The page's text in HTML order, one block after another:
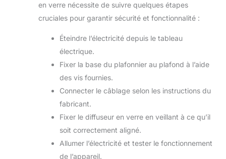
en verre nécessite de suivre quelques étapes
cruciales pour garantir sécurité et fonctionnalité :
Éteindre l’électricité depuis le tableau
électrique.
Fixer la base du plafonnier au plafond à l’aide
des vis fournies.
Connecter le câblage selon les instructions du
fabricant.
Fixer le diffuseur en verre en veillant à ce qu’il
soit correctement aligné.
Allumer l’électricité et tester le fonctionnement
de l’appareil.